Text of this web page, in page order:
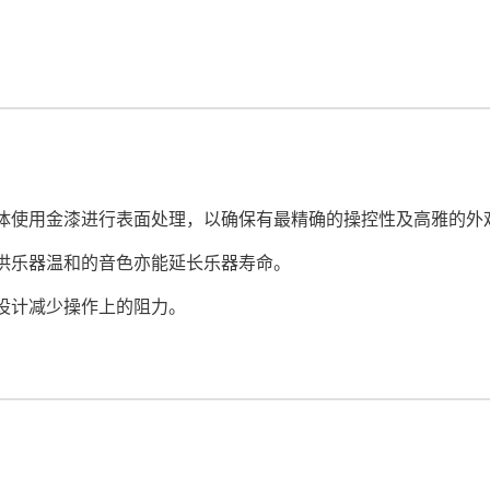
使用金漆进行表面处理，以确保有最精确的操控性及高雅的外
乐器温和的音色亦能延长乐器寿命。
计减少操作上的阻力。